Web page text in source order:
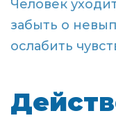
Человек
забыть о
ослабить